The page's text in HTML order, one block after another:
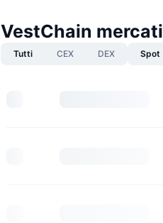
VestChain mercati
Tutti CEX DEX Spot